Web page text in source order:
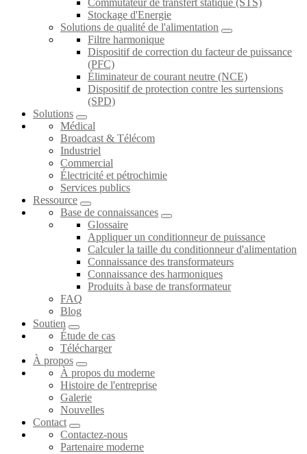
Commutateur de transfert statique (STS)
Stockage d'Energie
Solutions de qualité de l'alimentation
Filtre harmonique
Dispositif de correction du facteur de puissance
(PFC)
Éliminateur de courant neutre (NCE)
Dispositif de protection contre les surtensions
(SPD)
Solutions
Médical
Broadcast & Télécom
Industriel
Commercial
Électricité et pétrochimie
Services publics
Ressource
Base de connaissances
Glossaire
Appliquer un conditionneur de puissance
Calculer la taille du conditionneur d'alimentation
Connaissance des transformateurs
Connaissance des harmoniques
Produits à base de transformateur
FAQ
Blog
Soutien
Étude de cas
Télécharger
À propos
À propos du moderne
Histoire de l'entreprise
Galerie
Nouvelles
Contact
Contactez-nous
Partenaire moderne